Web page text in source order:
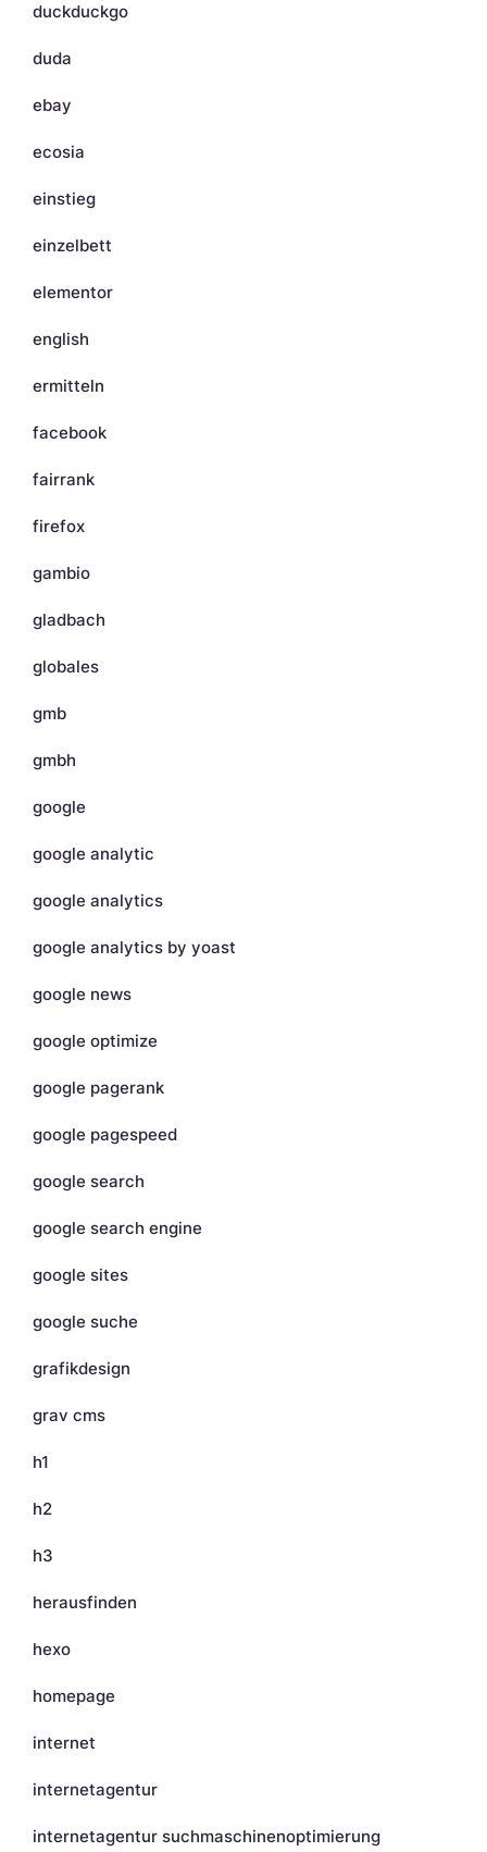
duckduckgo
duda
ebay
ecosia
einstieg
einzelbett
elementor
english
ermitteln
facebook
fairrank
firefox
gambio
gladbach
globales
gmb
gmbh
google
google analytic
google analytics
google analytics by yoast
google news
google optimize
google pagerank
google pagespeed
google search
google search engine
google sites
google suche
grafikdesign
grav cms
h1
h2
h3
herausfinden
hexo
homepage
internet
internetagentur
internetagentur suchmaschinenoptimierung